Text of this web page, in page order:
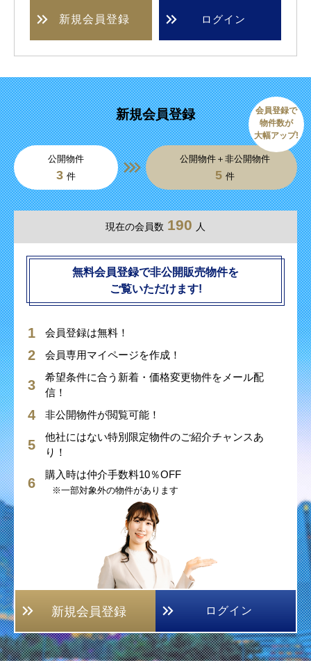
新規会員登録 ログイン
新規会員登録
公開物件
3 件
公開物件＋非公開物件
5 件
会員登録で
物件数が
大幅アップ!
現在の会員数 190 人
無料会員登録で非公開販売物件を
ご覧いただけます!
会員登録は無料！
会員専用マイページを作成！
希望条件に合う新着・価格変更物件をメール配
信！
非公開物件が閲覧可能！
他社にはない特別限定物件のご紹介チャンスあ
り！
購入時は仲介手数料10％OFF
※一部対象外の物件があります
新規会員登録 ログイン